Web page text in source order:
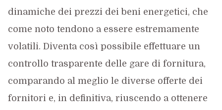
dinamiche dei prezzi dei beni energetici, che
come noto tendono a essere estremamente
volatili. Diventa così possibile effettuare un
controllo trasparente delle gare di fornitura,
comparando al meglio le diverse offerte dei
fornitori e, in definitiva, riuscendo a ottenere